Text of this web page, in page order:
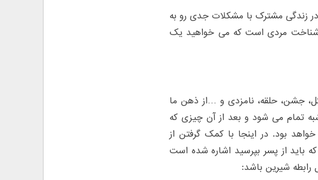
زندگی مشترک با مشکلات جدی رو به
شناخت مردی است که می خواهید یک
جشن، حلقه، نامزدی و …از ذهن ما
تمام می شود و بعد از آن چیزی که
بود. در اینجا با کمک گرفتن از
باید از پسر بپرسید اشاره شده است
رابطه شیرین باشد: